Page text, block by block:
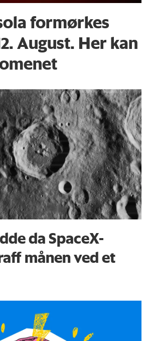
formørkes
August. Her kan
da SpaceX-
månen ved et